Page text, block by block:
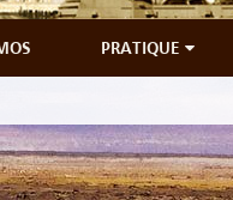
PRATIQUE